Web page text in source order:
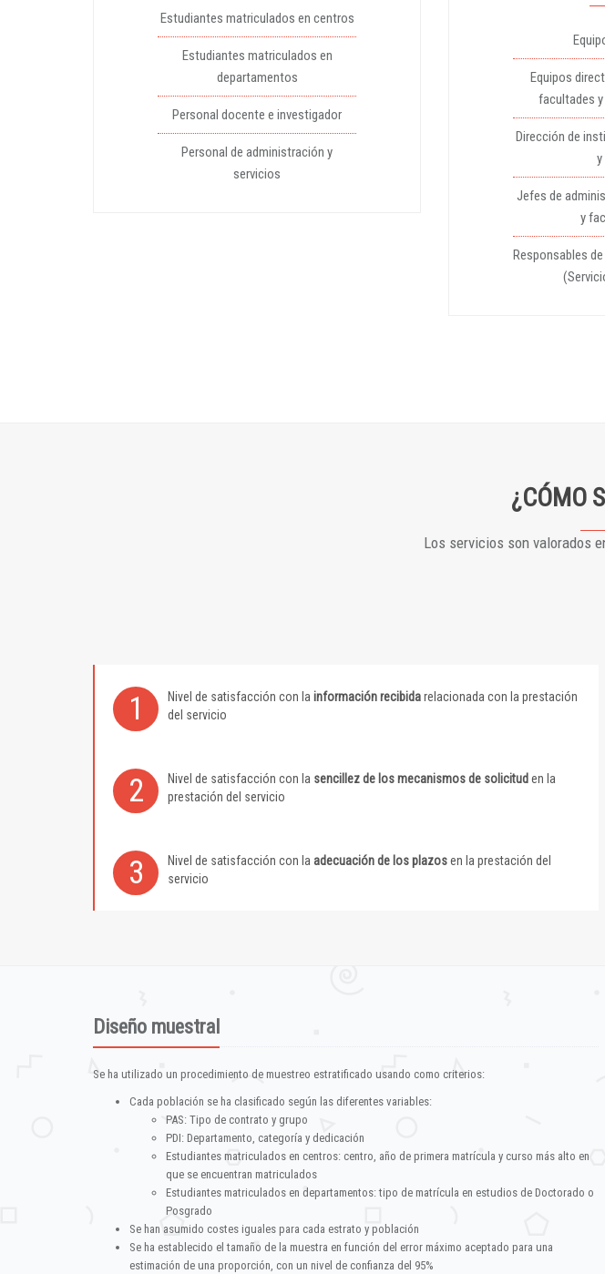
Estudiantes matriculados en centros
Estudiantes matriculados en
departamentos
Personal docente e investigador
Personal de administración y
servicios
Equipos
facultades
Dirección de
y
Jefes de
y
Responsables
¿CÓMO
Los servicios son valorados
1 Nivel de satisfacción con la información recibidarelacionada con la prestación
del servicio
2 Nivel de satisfacción con la sencillez de los mecanismos de solicitud en la
prestación del servicio
3 Nivel de satisfacción con la adecuación de los plazosen la prestación del
servicio
Diseño muestral
Se ha utilizado un procedimiento de muestreo estratificado usando como criterios:
Cada población se ha clasificado según las diferentes variables:
PAS: Tipo de contrato y grupo
PDI: Departamento, categoría y dedicación
Estudiantes matriculados en centros: centro, año de primera matrícula y curso más alto en
que se encuentran matriculados
Estudiantes matriculados en departamentos: tipo de matrícula en estudios de Doctorado o
Posgrado
Se han asumido costes iguales para cada estrato y población
Se ha establecido el tamaño de la muestra en función del error máximo aceptado para una
estimación de una proporción, con un nivel de confianza del 95%